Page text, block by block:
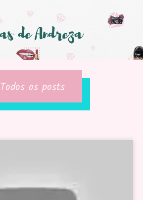
Todos os posts